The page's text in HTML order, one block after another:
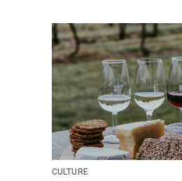
CULTURE